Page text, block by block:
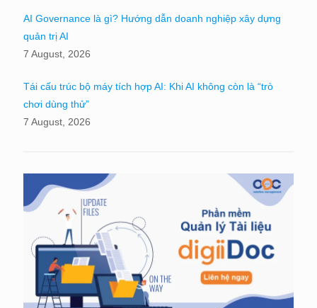
AI Governance là gì? Hướng dẫn doanh nghiệp xây dựng
quản trị AI
7 August, 2026
Tái cấu trúc bộ máy tích hợp AI: Khi AI không còn là “trò
chơi dùng thử”
7 August, 2026